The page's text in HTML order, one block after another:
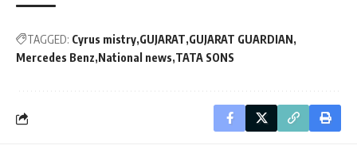
TAGGED: Cyrus mistry GUJARAT GUJARAT GUARDIAN
Mercedes Benz National news TATA SONS